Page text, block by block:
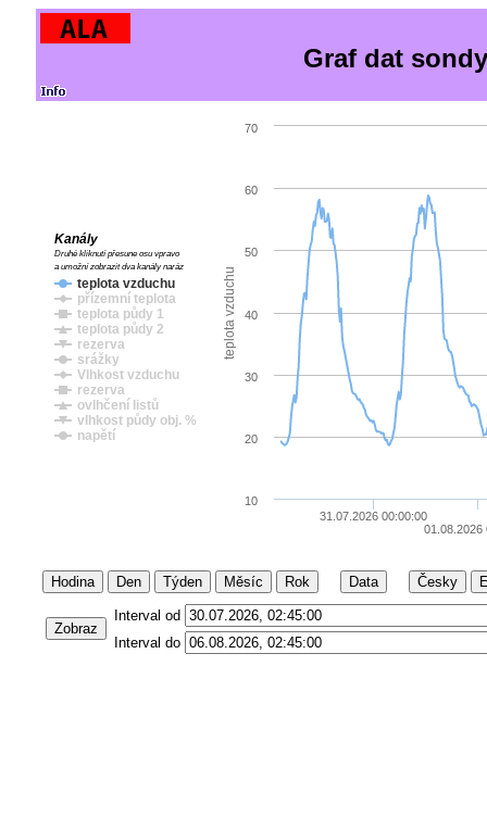
Graf dat
teplota vzduchu
teplota vzduchu
přízemní teplota
teplota půdy 1
teplota půdy 2
rezerva
srážky
Vlhkost vzduchu
rezerva
ovlhčení listů
vlhkost půdy obj. %
napětí
Kanály
Druhé kliknutí přesune osu vpravo
a umožní zobrazit dva kanály naráz
31.07.2026 00:00:00
01.08.2026
10
20
30
40
50
60
70
Hodina Den Týden Měsíc Rok Data Česky
Zobraz
Interval od
Interval do